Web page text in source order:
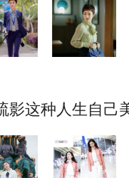
影这种人生自己